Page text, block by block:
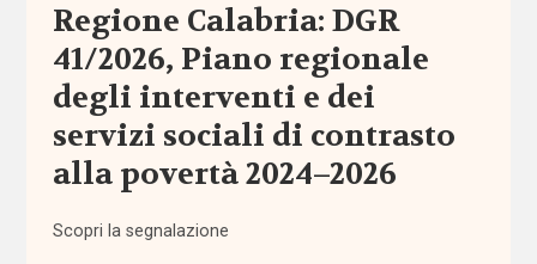
Sezioni
Comunicazioni
Dati e
ricerche
Esperienze
Regione Calabria: DGR
41/2026, Piano regionale
degli interventi e dei
servizi sociali di contrasto
alla povertà 2024–2026
Scopri la segnalazione